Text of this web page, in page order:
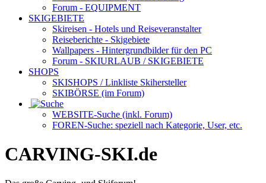
Forum - EQUIPMENT
SKIGEBIETE
Skireisen - Hotels und Reiseveranstalter
Reiseberichte - Skigebiete
Wallpapers - Hintergrundbilder für den PC
Forum - SKIURLAUB / SKIGEBIETE
SHOPS
SKISHOPS / Linkliste Skihersteller
SKIBÖRSE (im Forum)
WEBSITE-Suche (inkl. Forum)
FOREN-Suche: speziell nach Kategorie, User, etc.
CARVING-SKI.de